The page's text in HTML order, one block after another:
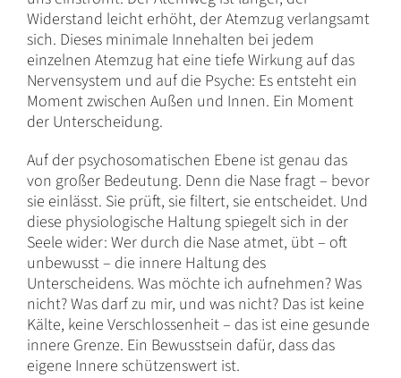
Widerstand leicht erhöht, der Atemzug verlangsamt
sich. Dieses minimale Innehalten bei jedem
einzelnen Atemzug hat eine tiefe Wirkung auf das
Nervensystem und auf die Psyche: Es entsteht ein
Moment zwischen Außen und Innen. Ein Moment
der Unterscheidung.
Auf der psychosomatischen Ebene ist genau das
von großer Bedeutung. Denn die Nase fragt – bevor
sie einlässt. Sie prüft, sie filtert, sie entscheidet. Und
diese physiologische Haltung spiegelt sich in der
Seele wider: Wer durch die Nase atmet, übt – oft
unbewusst – die innere Haltung des
Unterscheidens. Was möchte ich aufnehmen? Was
nicht? Was darf zu mir, und was nicht? Das ist keine
Kälte, keine Verschlossenheit – das ist eine gesunde
innere Grenze. Ein Bewusstsein dafür, dass das
eigene Innere schützenswert ist.